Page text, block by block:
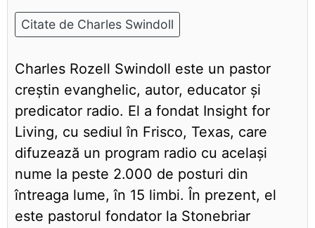
Citate de Charles Swindoll
Charles Rozell Swindoll este un pastor
creștin evanghelic, autor, educator și
predicator radio. El a fondat Insight for
Living, cu sediul în Frisco, Texas, care
difuzează un program radio cu același
nume la peste 2.000 de posturi din
întreaga lume, în 15 limbi. În prezent, el
este pastorul fondator la Stonebriar